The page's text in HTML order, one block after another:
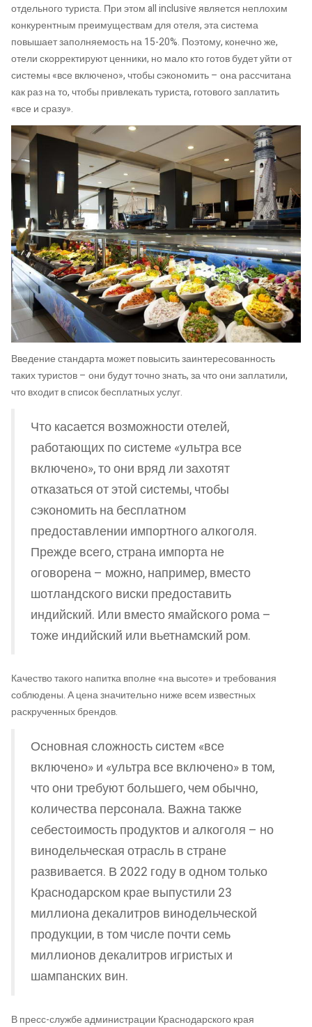
отдельного туриста. При этом all inclusive является неплохим
конкурентным преимуществам для отеля, эта система
повышает заполняемость на 15-20%. Поэтому, конечно же,
отели скорректируют ценники, но мало кто готов будет уйти от
системы «все включено», чтобы сэкономить – она рассчитана
как раз на то, чтобы привлекать туриста, готового заплатить
«все и сразу».
Введение стандарта может повысить заинтересованность
таких туристов – они будут точно знать, за что они заплатили,
что входит в список бесплатных услуг.
Что касается возможности отелей,
работающих по системе «ультра все
включено», то они вряд ли захотят
отказаться от этой системы, чтобы
сэкономить на бесплатном
предоставлении импортного алкоголя.
Прежде всего, страна импорта не
оговорена – можно, например, вместо
шотландского виски предоставить
индийский. Или вместо ямайского рома –
тоже индийский или вьетнамский ром.
Качество такого напитка вполне «на высоте» и требования
соблюдены. А цена значительно ниже всем известных
раскрученных брендов.
Основная сложность систем «все
включено» и «ультра все включено» в том,
что они требуют большего, чем обычно,
количества персонала. Важна также
себестоимость продуктов и алкоголя – но
винодельческая отрасль в стране
развивается. В 2022 году в одном только
Краснодарском крае выпустили 23
миллиона декалитров винодельческой
продукции, в том числе почти семь
миллионов декалитров игристых и
шампанских вин.
В пресс-службе администрации Краснодарского края